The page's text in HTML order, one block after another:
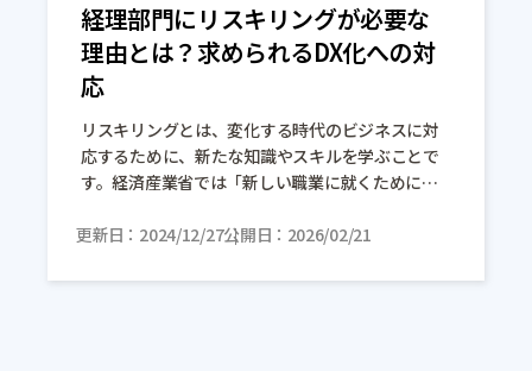
経理部門にリスキリングが必要な
理由とは？求められるDX化への対
応
リスキリングとは、変化する時代のビジネスに対
応するために、新たな知識やスキルを学ぶことで
す。経済産業省では「新しい職業に就くために、
な変化に適応するために、必要なスキルを獲得す
更新日 2024/12/27公開日 2026/02/21